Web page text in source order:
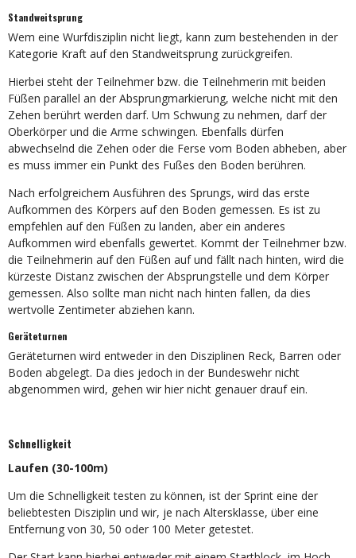
Standweitsprung
Wem eine Wurfdisziplin nicht liegt, kann zum bestehenden in der
Kategorie Kraft auf den Standweitsprung zurückgreifen.
Hierbei steht der Teilnehmer bzw. die Teilnehmerin mit beiden
Füßen parallel an der Absprungmarkierung, welche nicht mit den
Zehen berührt werden darf. Um Schwung zu nehmen, darf der
Oberkörper und die Arme schwingen. Ebenfalls dürfen
abwechselnd die Zehen oder die Ferse vom Boden abheben, aber
es muss immer ein Punkt des Fußes den Boden berühren.
Nach erfolgreichem Ausführen des Sprungs, wird das erste
Aufkommen des Körpers auf den Boden gemessen. Es ist zu
empfehlen auf den Füßen zu landen, aber ein anderes
Aufkommen wird ebenfalls gewertet. Kommt der Teilnehmer bzw.
die Teilnehmerin auf den Füßen auf und fällt nach hinten, wird die
kürzeste Distanz zwischen der Absprungstelle und dem Körper
gemessen. Also sollte man nicht nach hinten fallen, da dies
wertvolle Zentimeter abziehen kann.
Geräteturnen
Geräteturnen wird entweder in den Disziplinen Reck, Barren oder
Boden abgelegt. Da dies jedoch in der Bundeswehr nicht
abgenommen wird, gehen wir hier nicht genauer drauf ein.
Schnelligkeit
Laufen (30-100m)
Um die Schnelligkeit testen zu können, ist der Sprint eine der
beliebtesten Disziplin und wir, je nach Altersklasse, über eine
Entfernung von 30, 50 oder 100 Meter getestet.